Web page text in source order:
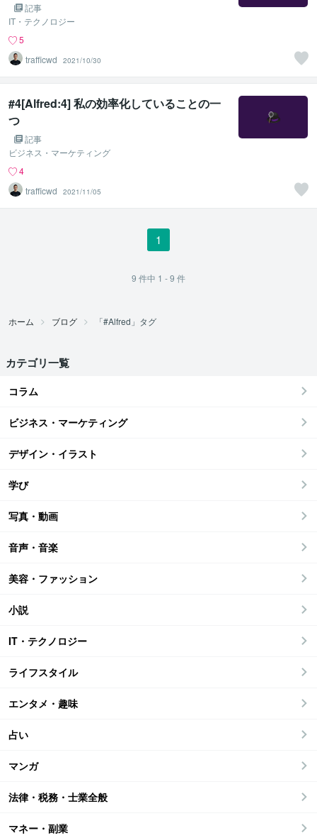
記事
IT・テクノロジー
5
trafficwd
2021/10/30
#4[Alfred:4] 私の効率化していることの一
つ
記事
ビジネス・マーケティング
4
trafficwd
2021/11/05
1
9 件中 1 - 9 件
ホーム ブログ 「#Alfred」タグ
カテゴリ一覧
コラム
ビジネス・マーケティング
デザイン・イラスト
学び
写真・動画
音声・音楽
美容・ファッション
小説
IT・テクノロジー
ライフスタイル
エンタメ・趣味
占い
マンガ
法律・税務・士業全般
マネー・副業